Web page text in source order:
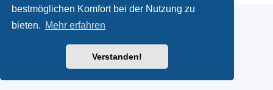
bestmöglichen Komfort bei der Nutzung zu
bieten. Mehr erfahren
Verstanden!